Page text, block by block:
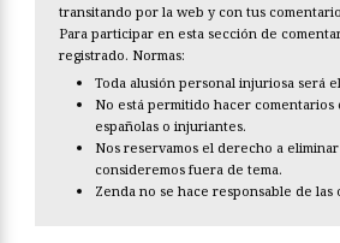
transitando por la web y con tus
Para participar en esta sección de
registrado. Normas:
Toda alusión personal injuriosa será
No está permitido hacer comentarios
españolas o injuriantes.
Nos reservamos el derecho a
consideremos fuera de tema.
Zenda no se hace responsable de las